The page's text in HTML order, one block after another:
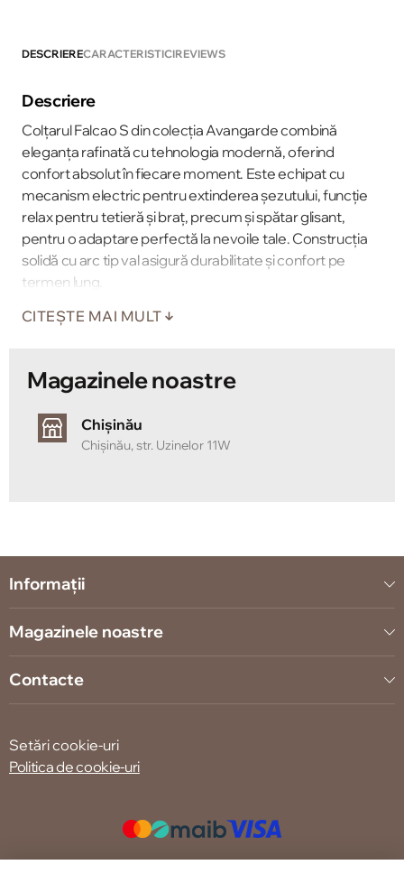
DESCRIERECARACTERISTICIREVIEWS
Descriere
Colțarul Falcao S din colecția Avangarde combină
eleganța rafinată cu tehnologia modernă, oferind
confort absolut în fiecare moment. Este echipat cu
mecanism electric pentru extinderea șezutului, funcție
relax pentru tetieră și braț, precum și spătar glisant,
pentru o adaptare perfectă la nevoile tale. Construcția
solidă cu arc tip val asigură durabilitate și confort pe
termen lung.
CITEȘTE MAI MULT
Magazinele noastre
Chișinău
Chișinău, str. Uzinelor 11W
Informații
Magazinele noastre
Contacte
Setări cookie-uri
Politica de cookie-uri